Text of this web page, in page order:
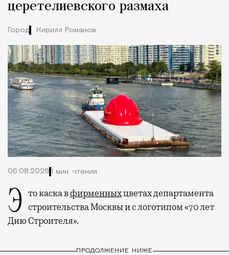
церетелиевского размаха
Город Кирилл Романов
06.08.2026 1 мин. чтения
Это каска вфирменныхцветах департамента
строительства Москвы и с логотипом «70 лет
Дню Строителя».
ПРОДОЛЖЕНИЕ НИЖЕ